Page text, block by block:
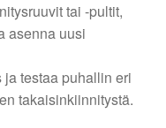
tai -pultit,
asenna uusi
testaa puhallin eri
takaisinkiinnitystä.